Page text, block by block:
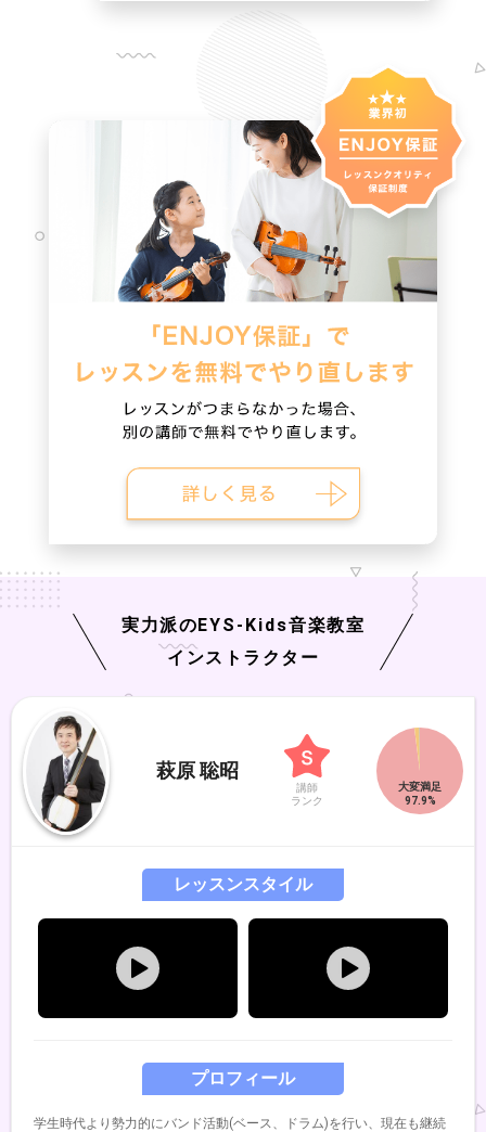
実力派のEYS-Kids音楽教室
インストラクター
萩原 聡昭
講師
ランク
プロフィール
学生時代より勢力的にバンド活動(ベース、ドラム)を行い、現在も継続
レッスンスタイル